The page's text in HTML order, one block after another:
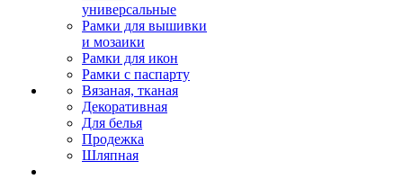
универсальные
Рамки для вышивки
и мозаики
Рамки для икон
Рамки с паспарту
Вязаная, тканая
Декоративная
Для белья
Продежка
Шляпная